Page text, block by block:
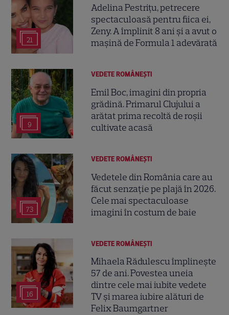
21
Adelina Pestrițu, petrecere
spectaculoasă pentru fiica ei,
Zeny. A împlinit 8 ani și a avut o
mașină de Formula 1 adevărată
9
VEDETE ROMÂNEŞTI
Emil Boc, imagini din propria
grădină. Primarul Clujului a
arătat prima recoltă de roșii
cultivate acasă
73
VEDETE ROMÂNEŞTI
Vedetele din România care au
făcut senzație pe plajă în 2026.
Cele mai spectaculoase
imagini în costum de baie
16
VEDETE ROMÂNEŞTI
Mihaela Rădulescu împlinește
57 de ani. Povestea uneia
dintre cele mai iubite vedete
TV și marea iubire alături de
Felix Baumgartner